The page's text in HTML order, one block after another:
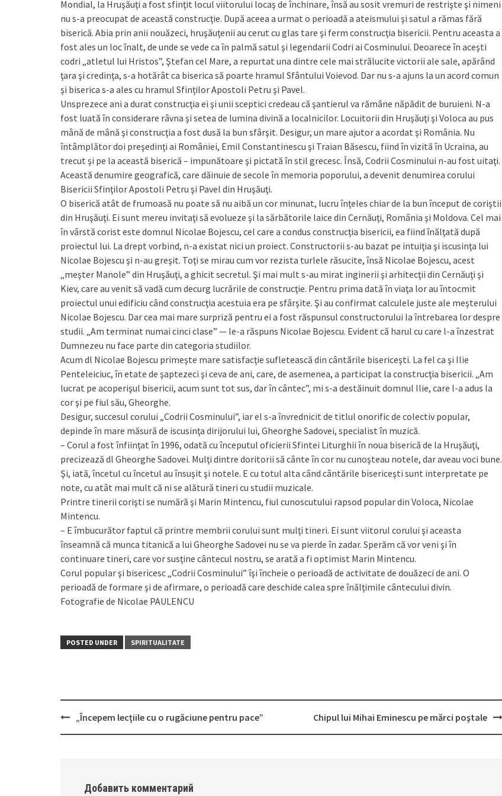
Mondial, la Hruşăuţi a fost sfinţit locul viitorului locaş de închinare, însă au sosit vremuri de restrişte şi nimeni
nu s-a preocupat de această construcţie. După aceea a urmat o perioadă a ateismului şi satul a rămas fără
biserică. Abia prin anii nouăzeci, hruşăuţenii au cerut cu glas tare şi ferm construcţia bisericii. Pentru aceasta a
fost ales un loc înalt, de unde se vede ca în palmă satul şi legendarii Codri ai Cosminului. Deoarece în aceşti
codri „atletul lui Hristos”, Ştefan cel Mare, a repurtat una dintre cele mai strălucite victorii ale sale, apărând
ţara şi credinţa, s-a hotărât ca biserica să poarte hramul Sfântului Voievod. Dar nu s-a ajuns la un acord comun
şi biserica s-a ales cu hramul Sfinţilor Apostoli Petru şi Pavel.
Unsprezece ani a durat construcţia ei şi unii sceptici credeau că şantierul va rămâne năpădit de buruieni. N-a
fost luată în considerare râvna şi setea de lumina divină a localnicilor. Locuitorii din Hruşăuţi şi Voloca au pus
mână de mână şi construcţia a fost dusă la bun sfârşit. Desigur, un mare ajutor a acordat şi România. Nu
întâmplător doi preşedinţi ai României, Emil Constantinescu şi Traian Băsescu, fiind în vizită în Ucraina, au
trecut şi pe la această biserică – impunătoare şi pictată în stil grecesc. Însă, Codrii Cosminului n-au fost uitaţi.
Această denumire geografică, care dăinuie de secole în memoria poporului, a devenit denumirea corului
Bisericii Sfinţilor Apostoli Petru şi Pavel din Hruşăuţi.
O biserică atât de frumoasă nu poate să nu aibă un cor minunat, lucru înţeles chiar de la bun început de coriştii
din Hruşăuţi. Ei sunt mereu invitaţi să evolueze şi la sărbătorile laice din Cernăuţi, România şi Moldova. Cel mai
în vârstă corist este domnul Nicolae Bojescu, cel care a condus construcţia bisericii, ea fiind înălţată după
proiectul lui. La drept vorbind, n-a existat nici un proiect. Constructorii s-au bazat pe intuiţia şi iscusinţa lui
Nicolae Bojescu şi n-au greşit. Toţi se mirau cum vor rezista turlele răsucite, însă Nicolae Bojescu, acest
„meşter Manole” din Hruşăuţi, a ghicit secretul. Şi mai mult s-au mirat inginerii şi arhitecţii din Cernăuţi şi
Kiev, care au venit să vadă cum decurg lucrările de construcţie. Pentru prima dată în viaţa lor au întocmit
proiectul unui edificiu când construcţia acestuia era pe sfârşite. Şi au confirmat calculele juste ale meşterului
Nicolae Bojescu. Dar cea mai mare surpriză pentru ei a fost răspunsul constructorului la întrebarea lor despre
studii. „Am terminat numai cinci clase” — le-a răspuns Nicolae Bojescu. Evident că harul cu care l-a înzestrat
Dumnezeu nu face parte din categoria studiilor.
Acum dl Nicolae Bojescu primeşte mare satisfacţie sufletească din cântările bisericeşti. La fel ca şi Ilie
Penteleiciuc, în etate de şaptezeci şi ceva de ani, care, de asemenea, a participat la construcţia bisericii. „Am
lucrat pe acoperişul bisericii, acum sunt tot sus, dar în cântec”, mi s-a destăinuit domnul Ilie, care l-a adus la
cor şi pe fiul său, Gheorghe.
Desigur, succesul corului „Codrii Cosminului”, iar el s-a învrednicit de titlul onorific de colectiv popular,
depinde în mare măsură de iscusinţa dirijorului lui, Gheorghe Sadovei, specialist în muzică.
– Corul a fost înfiinţat în 1996, odată cu începutul oficierii Sfintei Liturghii în noua biserică de la Hruşăuţi,
precizează dl Gheorghe Sadovei. Mulţi dintre doritorii să cânte în cor nu cunoşteau notele, dar aveau voci bune.
Şi, iată, încetul cu încetul au însuşit şi notele. E cu totul alta când cântările bisericeşti sunt interpretate pe
note, cu atât mai mult că ni se alătură tineri cu studii muzicale.
Printre tinerii corişti se numără şi Marin Mintencu, fiul cunoscutului rapsod popular din Voloca, Nicolae
Mintencu.
– E îmbucurător faptul că printre membrii corului sunt mulţi tineri. Ei sunt viitorul corului şi aceasta
înseamnă că munca titanică a lui Gheorghe Sadovei nu se va pierde în zadar. Sperăm că vor veni şi în
continuare tineri, care vor susţine cântecul nostru, se arată a fi optimist Marin Mintencu.
Corul popular şi bisericesc „Codrii Cos­minului” îşi încheie o perioadă de activitate de douăzeci de ani. O
perioadă de formare şi de afirmare, o perioadă care deschide calea spre înălţimile cântecului divin.
Fotografie de Nicolae PAULENCU
POSTED UNDER SPIRITUALITATE
Post
„Începem lecţiile cu o rugăciune pentru pace” Chipul lui Mihai Eminescu pe mărci poştale
Добавить комментарий